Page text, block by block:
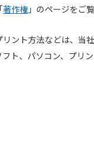
著作権 」のページをご
ント方法などは、当
ト、パソコン、プリ